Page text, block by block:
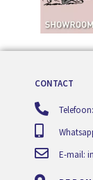
CONTACT
E-mail: